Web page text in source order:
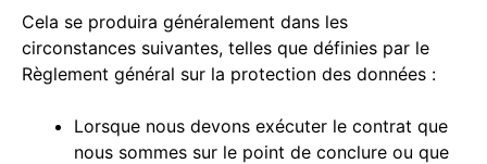
Cela se produira généralement dans les
circonstances suivantes, telles que définies par le
Règlement général sur la protection des données :
Lorsque nous devons exécuter le contrat que
nous sommes sur le point de conclure ou que